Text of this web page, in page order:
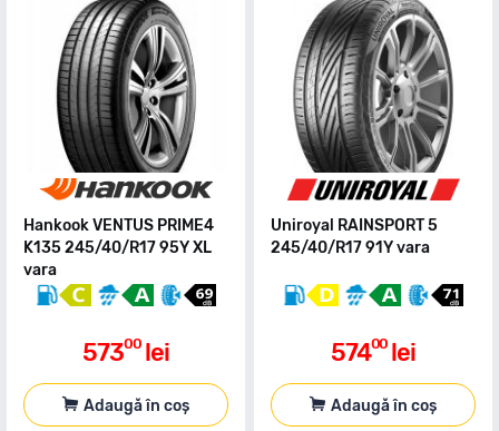
Hankook VENTUS PRIME4
K135 245/40/R17 95Y XL
vara
57300 lei
Adaugă în coș
Uniroyal RAINSPORT 5
245/40/R17 91Y vara
57400 lei
Adaugă în coș